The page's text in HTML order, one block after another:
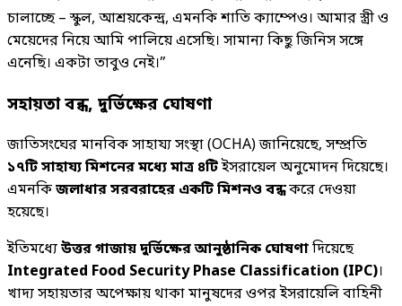
চালাচ্ছে – স্কুল, আশ্রয়কেন্দ্র, এমনকি শাতি ক্যাম্পেও। আমার স্ত্রী ও
মেয়েদের নিয়ে আমি পালিয়ে এসেছি। সামান্য কিছু জিনিস সঙ্গে
এনেছি। একটা তাবুও নেই।”
সহায়তা বন্ধ, দুর্ভিক্ষের ঘোষণা
জাতিসংঘের মানবিক সাহায্য সংস্থা (OCHA) জানিয়েছে, সম্প্রতি
১৭টি সাহায্য মিশনের মধ্যে মাত্র ৪টিইসরায়েল অনুমোদন দিয়েছে।
এমনকিজলাধার সরবরাহের একটি মিশনও বন্ধকরে দেওয়া
হয়েছে।
ইতিমধ্যেউত্তর গাজায় দুর্ভিক্ষের আনুষ্ঠানিক ঘোষণাদিয়েছে
Integrated Food Security Phase Classification (IPC)।
খাদ্য সহায়তার অপেক্ষায় থাকা মানুষদের ওপর ইসরায়েলি বাহিনী